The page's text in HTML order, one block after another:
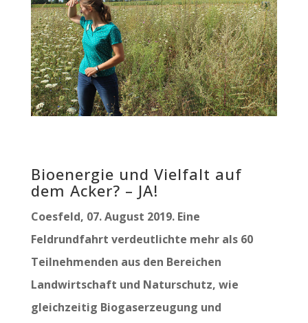
Bioenergie und Vielfalt auf
dem Acker? – JA!
Coesfeld, 07. August 2019. Eine
Feldrundfahrt verdeutlichte mehr als 60
Teilnehmenden aus den Bereichen
Landwirtschaft und Naturschutz, wie
gleichzeitig Biogaserzeugung und